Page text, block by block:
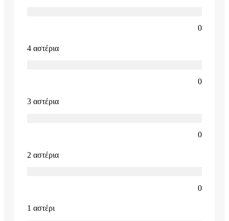
0
4 αστέρια
0
3 αστέρια
0
2 αστέρια
0
1 αστέρι